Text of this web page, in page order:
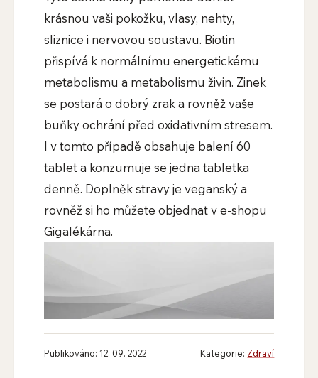
krásnou vaši pokožku, vlasy, nehty,
sliznice i nervovou soustavu. Biotin
přispívá k normálnímu energetickému
metabolismu a metabolismu živin. Zinek
se postará o dobrý zrak a rovněž vaše
buňky ochrání před oxidativním stresem.
I v tomto případě obsahuje balení 60
tablet a konzumuje se jedna tabletka
denně. Doplněk stravy je veganský a
rovněž si ho můžete objednat v e-shopu
Gigalékárna.
Publikováno: 12. 09. 2022 Kategorie: Zdraví